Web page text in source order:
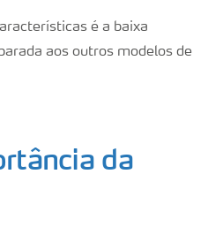
é a baixa
aos outros modelos de
da